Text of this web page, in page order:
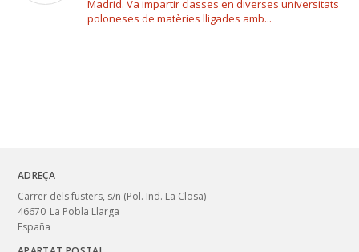
Madrid. Va impartir classes en diverses universitats
poloneses de matèries lligades amb...
ADREÇA
Carrer dels fusters, s/n (Pol. Ind. La Closa)
46670 La Pobla Llarga
España